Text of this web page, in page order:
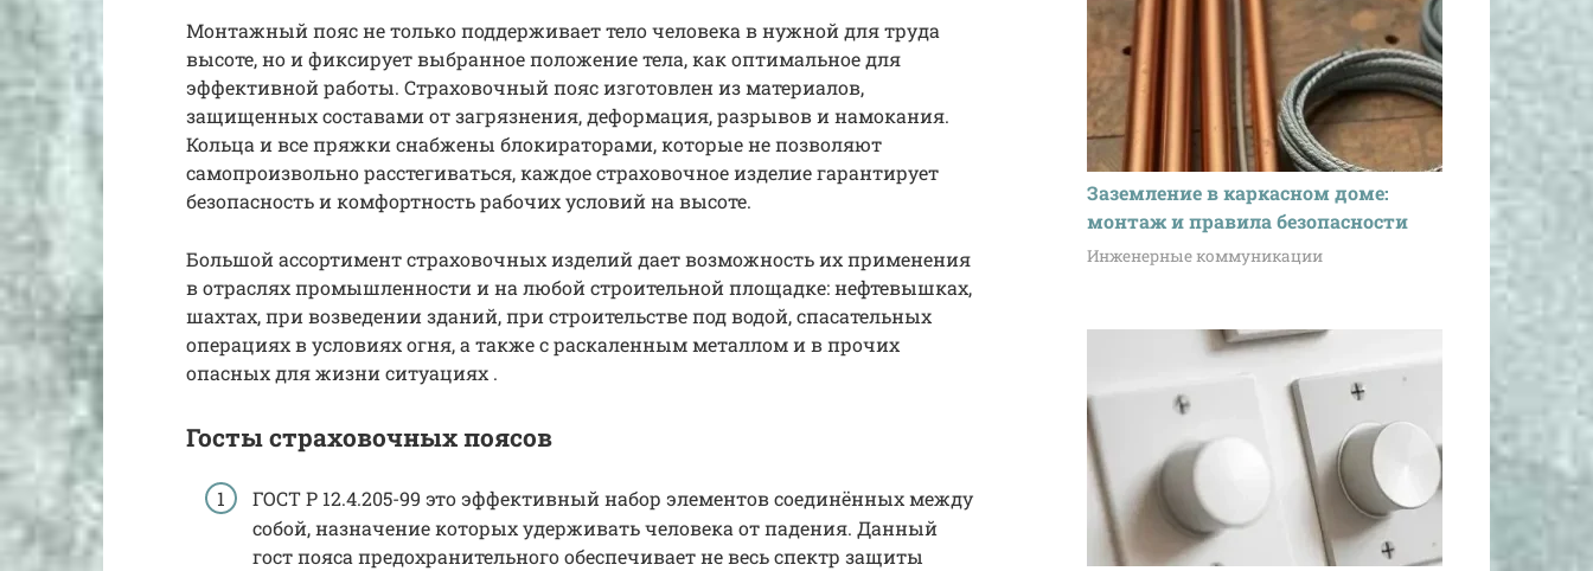
Монтажный пояс не только поддерживает тело человека в нужной для труда
высоте, но и фиксирует выбранное положение тела, как оптимальное для
эффективной работы. Страховочный пояс изготовлен из материалов,
защищенных составами от загрязнения, деформация, разрывов и намокания.
Кольца и все пряжки снабжены блокираторами, которые не позволяют
самопроизвольно расстегиваться, каждое страховочное изделие гарантирует
безопасность и комфортность рабочих условий на высоте.
Большой ассортимент страховочных изделий дает возможность их применения
в отраслях промышленности и на любой строительной площадке: нефтевышках,
шахтах, при возведении зданий, при строительстве под водой, спасательных
операциях в условиях огня, а также с раскаленным металлом и в прочих
опасных для жизни ситуациях .
Госты страховочных поясов
ГОСТ Р 12.4.205-99 это эффективный набор элементов соединённых между
собой, назначение которых удерживать человека от падения. Данный
гост пояса предохранительного обеспечивает не весь спектр защиты
Заземление в каркасном доме:
монтаж и правила безопасности
Инженерные коммуникации